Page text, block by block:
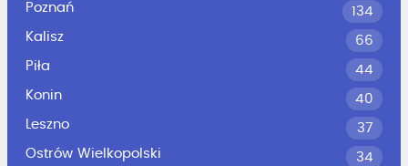
Poznań
134
Kalisz
66
Piła
44
Konin
40
Leszno
37
Ostrów Wielkopolski
34